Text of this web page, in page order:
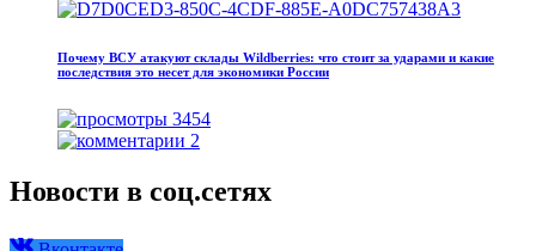
Почему ВСУ атакуют склады Wildberries: что стоит за ударами и какие
последствия это несет для экономики России
3454
2
Новости в соц.сетях